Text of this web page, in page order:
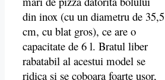
din inox (cu un diametru de 35,5
cm, cu blat gros), ce are o
capacitate de 6 l. Bratul liber
rabatabil al acestui model se
ridica si se coboara foarte usor,